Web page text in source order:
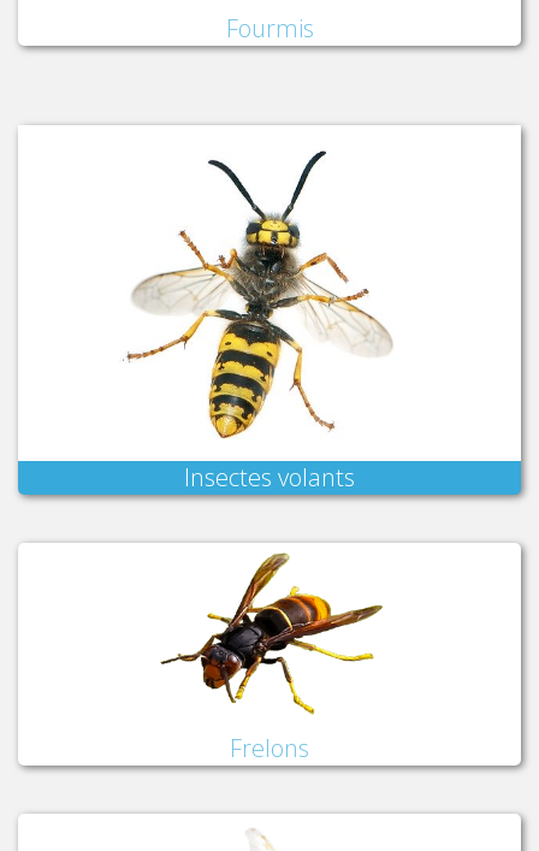
Fourmis
Insectes volants
Frelons